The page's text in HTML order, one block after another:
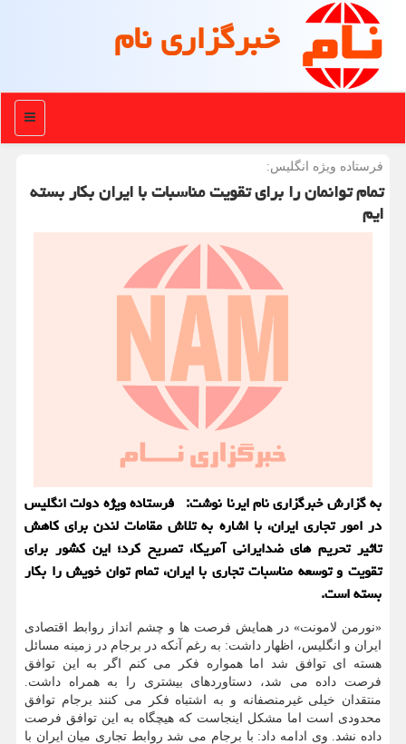
خبرگزاری نام
منو
فرستاده ویژه انگلیس:
تمام توانمان را برای تقویت مناسبات با ایران بكار بسته
ایم
به گزارش خبرگزاری نام ایرنا نوشت: فرستاده ویژه دولت انگلیس
در امور تجاری ایران، با اشاره به تلاش مقامات لندن برای كاهش
تاثیر تحریم های ضدایرانی آمریكا، تصریح كرد؛ این كشور برای
تقویت و توسعه مناسبات تجاری با ایران، تمام توان خویش را بكار
بسته است.
«نورمن لامونت» در همایش فرصت ها و چشم انداز روابط اقتصادی
ایران و انگلیس، اظهار داشت: به رغم آنكه در برجام در زمینه مسائل
هسته ای توافق شد اما همواره فكر می كنم اگر به این توافق
فرصت داده می شد، دستاوردهای بیشتری را به همراه داشت.
منتقدان خیلی غیرمنصفانه و به اشتباه فكر می كنند برجام توافق
محدودی است اما مشكل اینجاست كه هیچگاه به این توافق فرصت
داده نشد. وی ادامه داد: با برجام می شد روابط تجاری میان ایران با